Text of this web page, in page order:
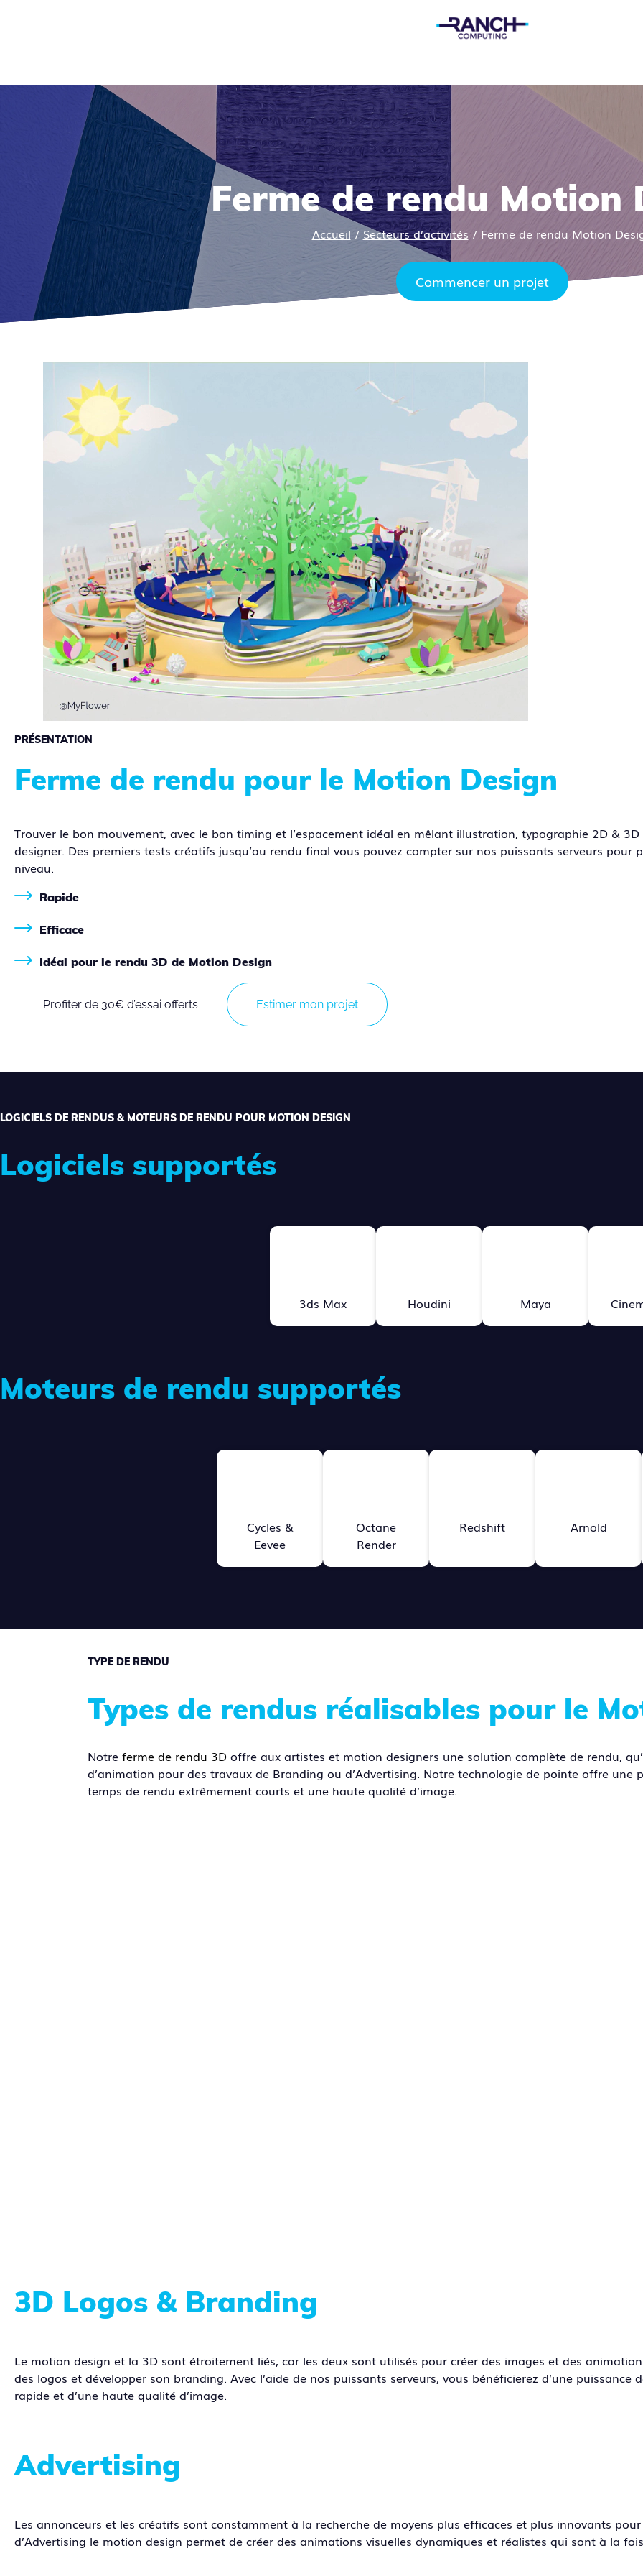
Ferme de rendu Motion
Accueil / Secteurs d’activités / Ferme de rendu Motion
Commencer un projet
PRÉSENTATION
Ferme de rendu pour le Motion Design
Trouver le bon mouvement, avec le bon timing et l’espacement idéal en mêlant illustration, typographie 2D &
designer. Des premiers tests créatifs jusqu’au rendu final vous pouvez compter sur nos puissants serveurs
niveau.
Rapide
Efficace
Idéal pour le rendu 3D de Motion Design
Profiter de 30€ d’essai offerts Estimer mon projet
LOGICIELS DE RENDUS & MOTEURS DE RENDU POUR MOTION DESIGN
Logiciels supportés
3ds Max Houdini Maya
Moteurs de rendu supportés
Cycles &
Eevee
Octane
Render
Redshift Arnold
TYPE DE RENDU
Types de rendus réalisables pour le
Notre ferme de rendu 3D offre aux artistes et motion designers une solution complète de rendu,
d’animation pour des travaux de Branding ou d’Advertising. Notre technologie de pointe offre une
temps de rendu extrêmement courts et une haute qualité d’image.
3D Logos & Branding
Le motion design et la 3D sont étroitement liés, car les deux sont utilisés pour créer des images et des
des logos et développer son branding. Avec l’aide de nos puissants serveurs, vous bénéficierez d’une
rapide et d’une haute qualité d’image.
Advertising
Les annonceurs et les créatifs sont constamment à la recherche de moyens plus efficaces et plus innovants
d’Advertising le motion design permet de créer des animations visuelles dynamiques et réalistes qui sont à la